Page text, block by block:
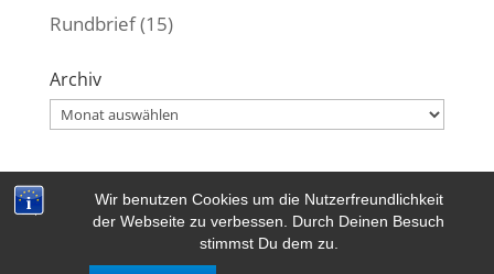
Wir benutzen Cookies um die Nutzerfreundlichkeit
der Webseite zu verbessen. Durch Deinen Besuch
stimmst Du dem zu.
Rundbrief(15)
Archiv
Archiv
Kontakt|Datenschutzerklärung|Impressum
Copyrigth © 2018-2023 by EKS e.V. | All rights